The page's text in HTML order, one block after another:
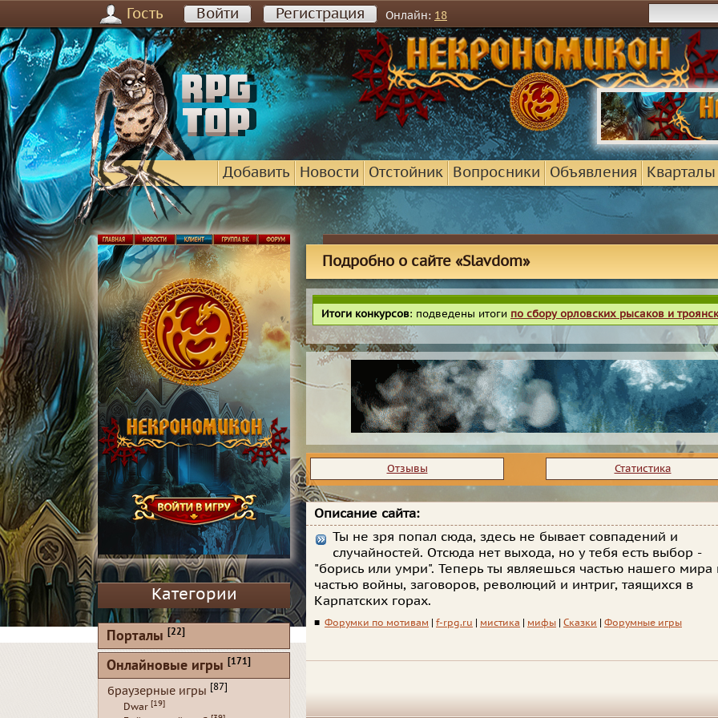
Гость Войти Регистрация Онлайн: 18
Добавить Новости Отстойник Вопросники Объявления Кварталы
Подробно о сайте «Slavdom»
Итоги конкурсов: подведены итоги по сбору орловских рысаков и
Отзывы Статистика
Описание сайта:
Ты не зря попал сюда, здесь не бывает совпадений и
случайностей. Отсюда нет выхода, но у тебя есть выбор -
"борись или умри". Теперь ты являешься частью нашего мира
частью войны, заговоров, революций и интриг, таящихся в
Карпатских горах.
■ Форумки по мотивам f-rpg.ru мистика мифы Сказки Форумные игры
Категории
Порталы [22]
Онлайновые игры [171]
браузерные игры [87]
Dwar [19]